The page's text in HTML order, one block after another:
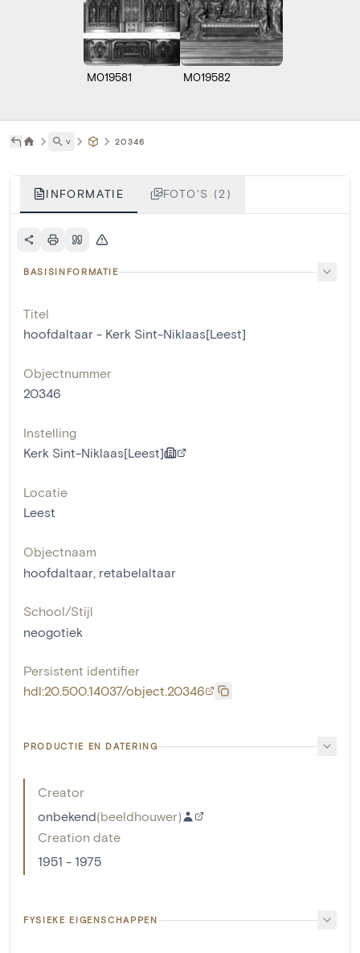
M019581 M019582
˅ 20346
INFORMATIE FOTO'S (2)
BASISINFORMATIE
Titel
hoofdaltaar - Kerk Sint-Niklaas[Leest]
Objectnummer
20346
Instelling
Kerk Sint-Niklaas[Leest]
Locatie
Leest
Objectnaam
hoofdaltaar, retabelaltaar
School/Stijl
neogotiek
Persistent identifier
hdl:20.500.14037/object.20346
PRODUCTIE EN DATERING
Creator
onbekend(beeldhouwer)
Creation date
1951 - 1975
FYSIEKE EIGENSCHAPPEN